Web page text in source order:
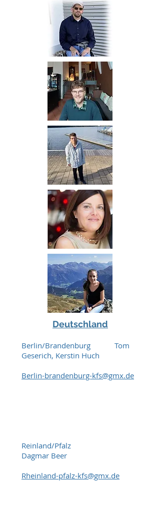
Deutschland
Berlin/Brandenburg Tom
Geserich, Kerstin Huch
Berlin-brandenburg-kfs@gmx.de
Reinland/Pfalz
Dagmar Beer
Rheinland-pfalz-kfs@gmx.de